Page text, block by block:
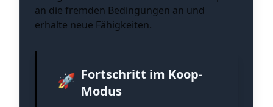
an die fremden Bedingungen an und
erhalte neue Fähigkeiten.
🚀 Fortschritt im Koop-
Modus